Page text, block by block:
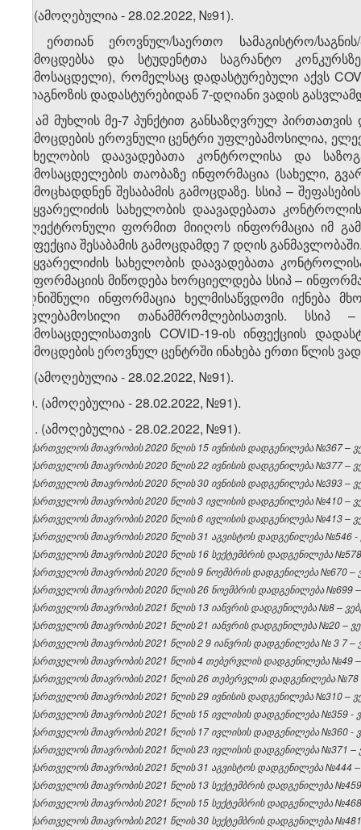
6. (ამოღებულია - 28.02.2022, №91).
7. ერთიან ეროვნულ/საერთო სამაგისტრო/
გამოცდებსა და სტუდენტთა საგრანტო
გამოსაცდელი), რომელსაც დადასტურებული აქვს
დიაგნოზის დადასტურებიდან 7-დღიანი ვადის
8. ამ მუხლის მე-7 პუნქტით განსაზღვრულ პირთათვის
გამოცდების ეროვნული ცენტრი უფლებამოსილია,
სახელობის დაავადებათა კონტროლისა და
გამოსაცდელების თაობაზე ინფორმაცია (სახელი,
გამოცხადდნენ შესაბამის გამოცდაზე. სსიპ –
საყვარელიძის სახელობის დაავადებათა
ელექტრონული ფორმით მიიღოს ინფორმაცია იმ
ინფექცია შესაბამის გამოცდამდე 7 დღის
საყვარელიძის სახელობის დაავადებათა
ინფორმაციის მიწოდება ხორციელდება სსიპ –
აღნიშნული ინფორმაცია ხელმისაწვდომი იქნება
უფლებამოსილი თანამშრომლებისათვის.
გამოსაცდელისათვის COVID-19-ის ინფექციის
გამოცდების ეროვნულ ცენტრში ინახება ერთი წლის
9. (ამოღებულია - 28.02.2022, №91).
10. (ამოღებულია - 28.02.2022, №91).
11. (ამოღებულია - 28.02.2022, №91).
საქართველოს მთავრობის 2020 წლის 15 ივნისის დადგენილება №367 –
საქართველოს მთავრობის 2020 წლის 22 ივნისის დადგენილება №377 –
საქართველოს მთავრობის 2020 წლის 30 ივნისის დადგენილება №393 –
საქართველოს მთავრობის 2020 წლის 3 ივლისის დადგენილება №410 –
საქართველოს მთავრობის 2020 წლის 6 ივლისის დადგენილება №413 –
საქართველოს მთავრობის 2020 წლის 31 აგვისტოს დადგენილება №546 -
საქართველოს მთავრობის 2020 წლის 16 სექტემბრის დადგენილება
საქართველოს მთავრობის 2020 წლის 9 ნოემბრის დადგენილება №670 –
საქართველოს მთავრობის 2020 წლის 26 ნოემბრის დადგენილება №699
საქართველოს მთავრობის 2021 წლის 13 იანვრის დადგენილება №8 –
საქართველოს მთავრობის 2021 წლის 21 იანვრის დადგენილება №20 –
საქართველოს მთავრობის2021 წლის 29 იანვრის დადგენილება№3 7 –
საქართველოს მთავრობის 2021 წლის 4 თებერვლის დადგენილება №49 –
საქართველოს მთავრობის 2021 წლის 26 თებერვლის დადგენილება №78
საქართველოს მთავრობის 2021 წლის 29 ივნისის დადგენილება №310 –
საქართველოს მთავრობის 2021 წლის 15 ივლისის დადგენილება №359 -
საქართველოს მთავრობის 2021 წლის 17 ივლისის დადგენილება №360 -
საქართველოს მთავრობის 2021 წლის 23 ივლისის დადგენილება №371 –
საქართველოს მთავრობის 2021 წლის 31 აგვისტოს დადგენილება №444
საქართველოს მთავრობის 2021 წლის 13 სექტემბრის დადგენილება
საქართველოს მთავრობის 2021 წლის 15 სექტემბრის დადგენილება
საქართველოს მთავრობის 2021 წლის 30 სექტემბრის დადგენილება